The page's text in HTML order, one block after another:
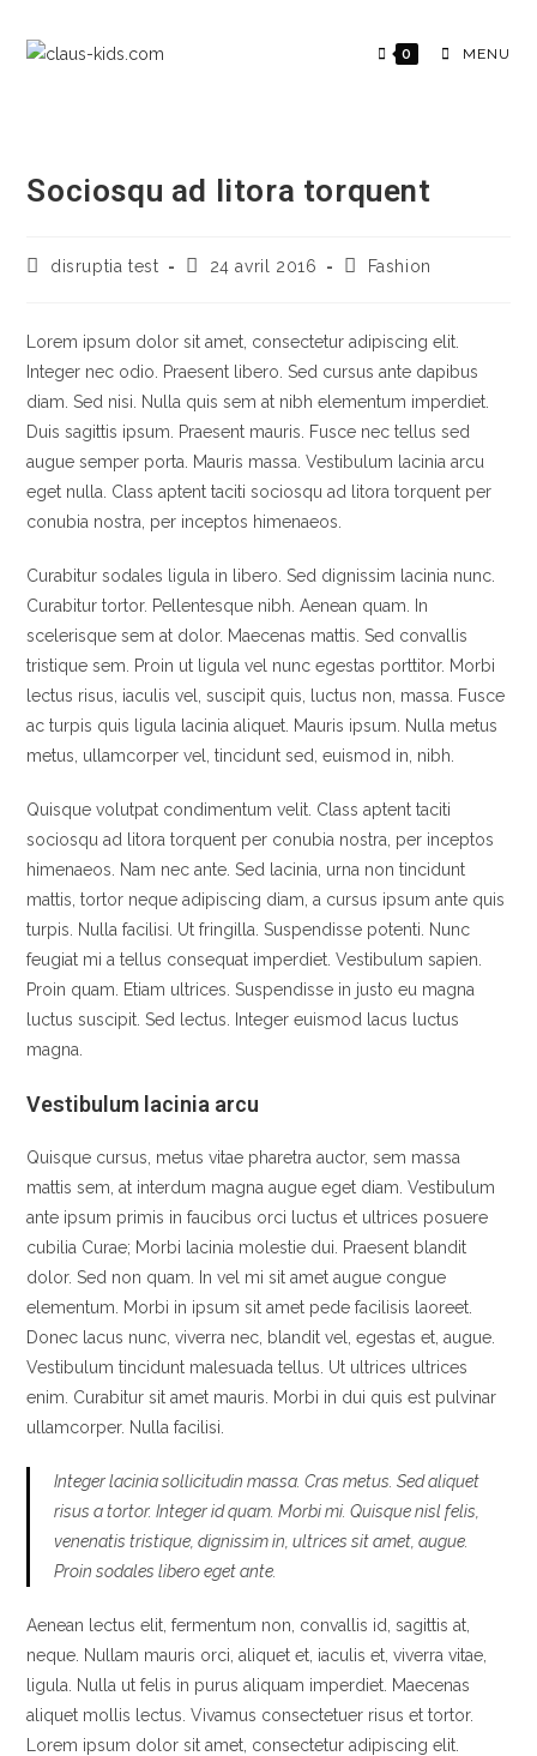
0 MENU
Sociosqu ad litora torquent
disruptia test 24 avril 2016 Fashion
Lorem ipsum dolor sit amet, consectetur adipiscing elit.
Integer nec odio. Praesent libero. Sed cursus ante dapibus
diam. Sed nisi. Nulla quis sem at nibh elementum imperdiet.
Duis sagittis ipsum. Praesent mauris. Fusce nec tellus sed
augue semper porta. Mauris massa. Vestibulum lacinia arcu
eget nulla. Class aptent taciti sociosqu ad litora torquent per
conubia nostra, per inceptos himenaeos.
Curabitur sodales ligula in libero. Sed dignissim lacinia nunc.
Curabitur tortor. Pellentesque nibh. Aenean quam. In
scelerisque sem at dolor. Maecenas mattis. Sed convallis
tristique sem. Proin ut ligula vel nunc egestas porttitor. Morbi
lectus risus, iaculis vel, suscipit quis, luctus non, massa. Fusce
ac turpis quis ligula lacinia aliquet. Mauris ipsum. Nulla metus
metus, ullamcorper vel, tincidunt sed, euismod in, nibh.
Quisque volutpat condimentum velit. Class aptent taciti
sociosqu ad litora torquent per conubia nostra, per inceptos
himenaeos. Nam nec ante. Sed lacinia, urna non tincidunt
mattis, tortor neque adipiscing diam, a cursus ipsum ante quis
turpis. Nulla facilisi. Ut fringilla. Suspendisse potenti. Nunc
feugiat mi a tellus consequat imperdiet. Vestibulum sapien.
Proin quam. Etiam ultrices. Suspendisse in justo eu magna
luctus suscipit. Sed lectus. Integer euismod lacus luctus
magna.
Vestibulum lacinia arcu
Quisque cursus, metus vitae pharetra auctor, sem massa
mattis sem, at interdum magna augue eget diam. Vestibulum
ante ipsum primis in faucibus orci luctus et ultrices posuere
cubilia Curae; Morbi lacinia molestie dui. Praesent blandit
dolor. Sed non quam. In vel mi sit amet augue congue
elementum. Morbi in ipsum sit amet pede facilisis laoreet.
Donec lacus nunc, viverra nec, blandit vel, egestas et, augue.
Vestibulum tincidunt malesuada tellus. Ut ultrices ultrices
enim. Curabitur sit amet mauris. Morbi in dui quis est pulvinar
ullamcorper. Nulla facilisi.
Integer lacinia sollicitudin massa. Cras metus. Sed aliquet
risus a tortor. Integer id quam. Morbi mi. Quisque nisl felis,
venenatis tristique, dignissim in, ultrices sit amet, augue.
Proin sodales libero eget ante.
Aenean lectus elit, fermentum non, convallis id, sagittis at,
neque. Nullam mauris orci, aliquet et, iaculis et, viverra vitae,
ligula. Nulla ut felis in purus aliquam imperdiet. Maecenas
aliquet mollis lectus. Vivamus consectetuer risus et tortor.
Lorem ipsum dolor sit amet, consectetur adipiscing elit.